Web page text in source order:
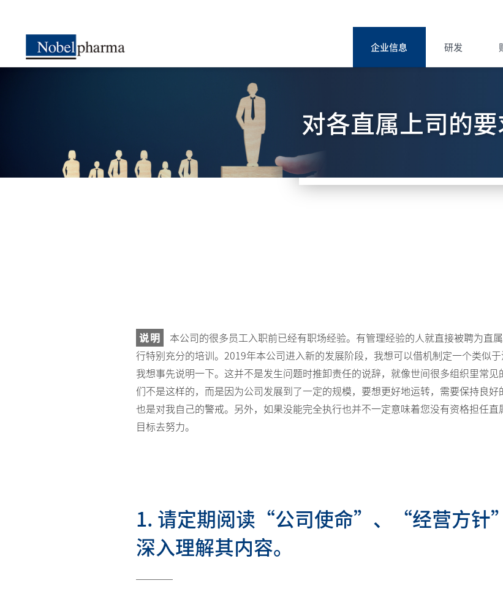
将跳转到第三方网站，确定要继续吗？
企业信息
诺贝仁制药简介
公司信息
研发
诺贝仁制药的研发
财经摘要
品牌故事“一灯”
海外拓展
对各直属上司的
说明
本公司的很多员工入职前已经有职场经验。有管理经验的人就直接被聘为直
行特别充分的培训。2019年本公司进入新的发展阶段，我想可以借机制定一个类似于
我想事先说明一下。这并不是发生问题时推卸责任的说辞，就像世间很多组织里常
们不是这样的，而是因为公司发展到了一定的规模，要想更好地运转，需要保持良
也是对我自己的警戒。另外，如果没能完全执行也并不一定意味着您没有资格担任
目标去努力。
1. 请定期阅读“公司使命”、“经营方
深入理解其内容。